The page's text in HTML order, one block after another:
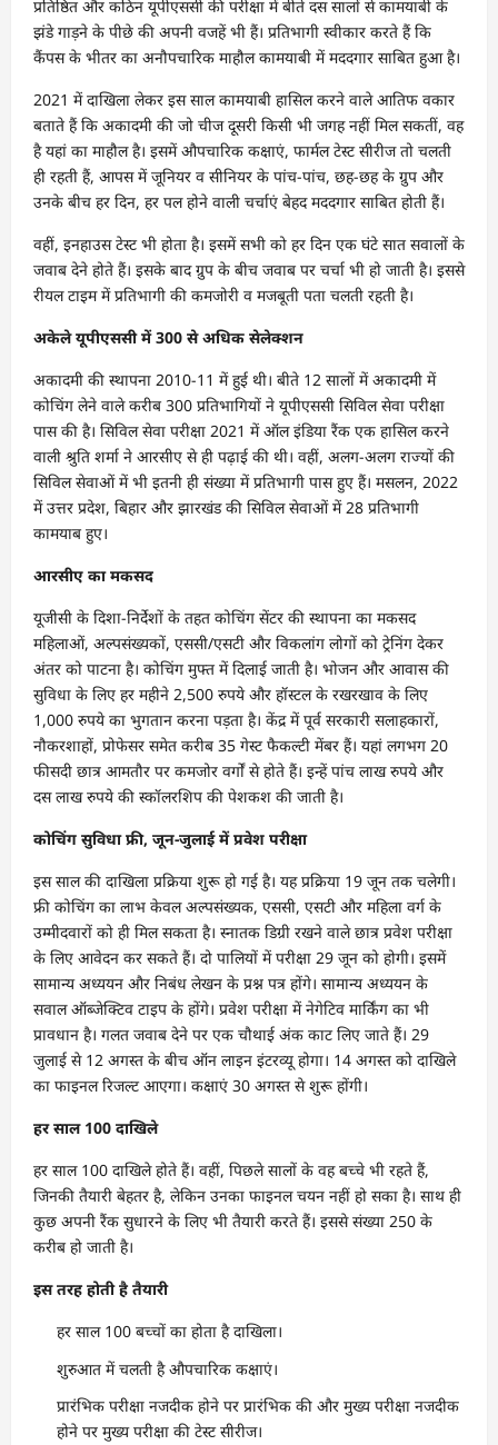
प्रतिष्ठित और कठिन यूपीएससी की परीक्षा में बीते दस सालों से कामयाबी के
झंडे गाड़ने के पीछे की अपनी वजहें भी हैं। प्रतिभागी स्वीकार करते हैं कि
कैंपस के भीतर का अनौपचारिक माहौल कामयाबी में मददगार साबित हुआ है।
2021 में दाखिला लेकर इस साल कामयाबी हासिल करने वाले आतिफ वकार
बताते हैं कि अकादमी की जो चीज दूसरी किसी भी जगह नहीं मिल सकतीं, वह
है यहां का माहौल है। इसमें औपचारिक कक्षाएं, फार्मल टेस्ट सीरीज तो चलती
ही रहती हैं, आपस में जूनियर व सीनियर के पांच-पांच, छह-छह के ग्रुप और
उनके बीच हर दिन, हर पल होने वाली चर्चाएं बेहद मददगार साबित होती हैं।
वहीं, इनहाउस टेस्ट भी होता है। इसमें सभी को हर दिन एक घंटे सात सवालों के
जवाब देने होते हैं। इसके बाद ग्रुप के बीच जवाब पर चर्चा भी हो जाती है। इससे
रीयल टाइम में प्रतिभागी की कमजोरी व मजबूती पता चलती रहती है।
अकेले यूपीएससी में 300 से अधिक सेलेक्शन
अकादमी की स्थापना 2010-11 में हुई थी। बीते 12 सालों में अकादमी में
कोचिंग लेने वाले करीब 300 प्रतिभागियों ने यूपीएससी सिविल सेवा परीक्षा
पास की है। सिविल सेवा परीक्षा 2021 में ऑल इंडिया रैंक एक हासिल करने
वाली श्रुति शर्मा ने आरसीए से ही पढ़ाई की थी। वहीं, अलग-अलग राज्यों की
सिविल सेवाओं में भी इतनी ही संख्या में प्रतिभागी पास हुए हैं। मसलन, 2022
में उत्तर प्रदेश, बिहार और झारखंड की सिविल सेवाओं में 28 प्रतिभागी
कामयाब हुए।
आरसीए का मकसद
यूजीसी के दिशा-निर्देशों के तहत कोचिंग सेंटर की स्थापना का मकसद
महिलाओं, अल्पसंख्यकों, एससी/एसटी और विकलांग लोगों को ट्रेनिंग देकर
अंतर को पाटना है। कोचिंग मुफ्त में दिलाई जाती है। भोजन और आवास की
सुविधा के लिए हर महीने 2,500 रुपये और हॉस्टल के रखरखाव के लिए
1,000 रुपये का भुगतान करना पड़ता है। केंद्र में पूर्व सरकारी सलाहकारों,
नौकरशाहों, प्रोफेसर समेत करीब 35 गेस्ट फैकल्टी मेंबर हैं। यहां लगभग 20
फीसदी छात्र आमतौर पर कमजोर वर्गों से होते हैं। इन्हें पांच लाख रुपये और
दस लाख रुपये की स्कॉलरशिप की पेशकश की जाती है।
कोचिंग सुविधा फ्री, जून-जुलाई में प्रवेश परीक्षा
इस साल की दाखिला प्रक्रिया शुरू हो गई है। यह प्रक्रिया 19 जून तक चलेगी।
फ्री कोचिंग का लाभ केवल अल्पसंख्यक, एससी, एसटी और महिला वर्ग के
उम्मीदवारों को ही मिल सकता है। स्नातक डिग्री रखने वाले छात्र प्रवेश परीक्षा
के लिए आवेदन कर सकते हैं। दो पालियों में परीक्षा 29 जून को होगी। इसमें
सामान्य अध्ययन और निबंध लेखन के प्रश्न पत्र होंगे। सामान्य अध्ययन के
सवाल ऑब्जेक्टिव टाइप के होंगे। प्रवेश परीक्षा में नेगेटिव मार्किंग का भी
प्रावधान है। गलत जवाब देने पर एक चौथाई अंक काट लिए जाते हैं। 29
जुलाई से 12 अगस्त के बीच ऑन लाइन इंटरव्यू होगा। 14 अगस्त को दाखिले
का फाइनल रिजल्ट आएगा। कक्षाएं 30 अगस्त से शुरू होंगी।
हर साल 100 दाखिले
हर साल 100 दाखिले होते हैं। वहीं, पिछले सालों के वह बच्चे भी रहते हैं,
जिनकी तैयारी बेहतर है, लेकिन उनका फाइनल चयन नहीं हो सका है। साथ ही
कुछ अपनी रैंक सुधारने के लिए भी तैयारी करते हैं। इससे संख्या 250 के
करीब हो जाती है।
इस तरह होती है तैयारी
हर साल 100 बच्चों का होता है दाखिला।
शुरुआत में चलती है औपचारिक कक्षाएं।
प्रारंभिक परीक्षा नजदीक होने पर प्रारंभिक की और मुख्य परीक्षा नजदीक
होने पर मुख्य परीक्षा की टेस्ट सीरीज।